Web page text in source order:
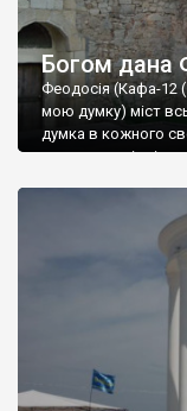
Богом дана
Феодосія (Кафа-12
мою думку) міст
думка в кожного
запрошую